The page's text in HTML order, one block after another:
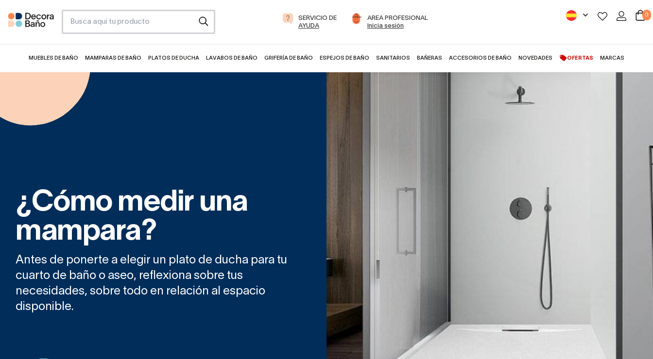
SERVICIO DE
AYUDA
AREA PROFESIONAL
Inicia sesión
0
MUEBLES DE BAÑO MAMPARAS DE BAÑO PLATOS DE DUCHA LAVABOS DE BAÑO GRIFERÍA DE BAÑO ESPEJOS DE BAÑO SANITARIOS BAÑERAS ACCESORIOS DE BAÑO NOVEDADES OFERTAS MARCAS
¿Cómo medir una
mampara?
Antes de ponerte a elegir un plato de ducha para tu
cuarto de baño o aseo, reflexiona sobre tus
necesidades, sobre todo en relación al espacio
disponible.